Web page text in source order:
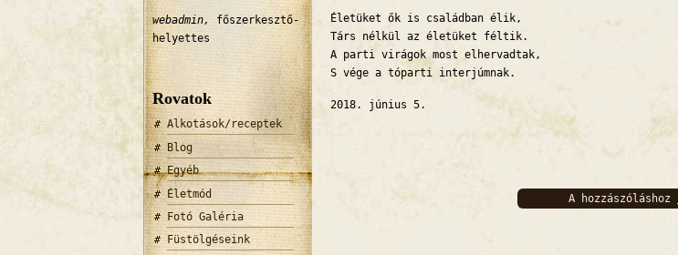
webadmin,
főszerkesztő-
helyettes
Rovatok
Alkotások/receptek
Blog
Egyéb
Életmód
Fotó Galéria
Füstölgéseink
Életüket ők is családban élik,
Társ nélkül az életüket féltik.
A parti virágok most elhervadtak,
S vége a tóparti interjúmnak.
2018. június 5.
A hozzászóláshoz